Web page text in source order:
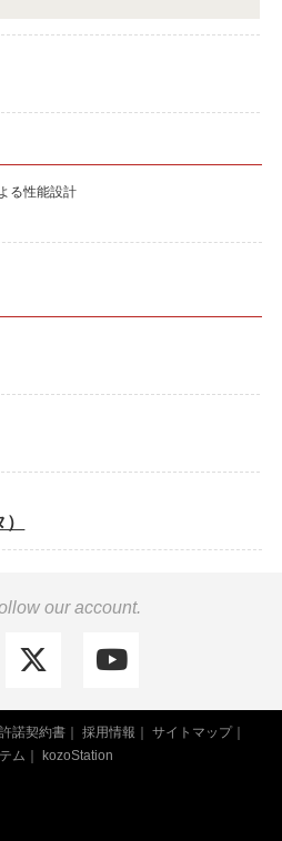
る性能設計
our account.
諾契約書 採用情報
サイトマップ
ム
kozoStation